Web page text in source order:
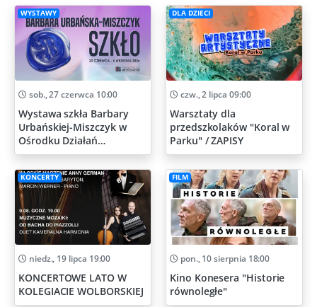
WYSTAWY
sob., 27 czerwca 10:00
Wystawa szkła Barbary
Urbańskiej-Miszczyk w
Ośrodku Działań
Artystycznych
DLA DZIECI
czw., 2 lipca 09:00
Warsztaty dla
przedszkolaków "Koral w
Parku" / ZAPISY
KONCERTY
niedz., 19 lipca 19:00
KONCERTOWE LATO W
KOLEGIACIE WOLBORSKIEJ
FILM
pon., 10 sierpnia 18:00
Kino Konesera "Historie
równoległe"